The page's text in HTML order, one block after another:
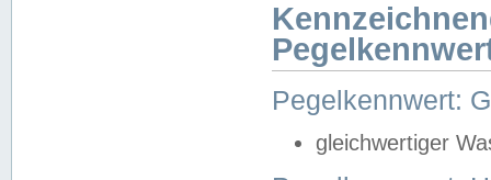
Pegelkennwert:
gleichwertiger